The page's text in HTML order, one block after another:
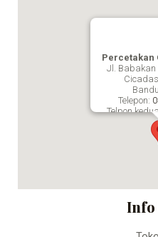
Percetakan
Jl. Babakan
Telepon:
Telpon
Info